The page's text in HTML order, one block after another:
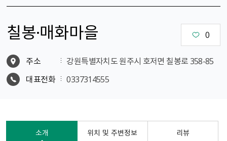
칠봉·매화마을 0
주소
강원특별자치도 원주시 호저면 칠봉로 358-85
대표전화
0337314555
소개 위치 및 주변정보 리뷰